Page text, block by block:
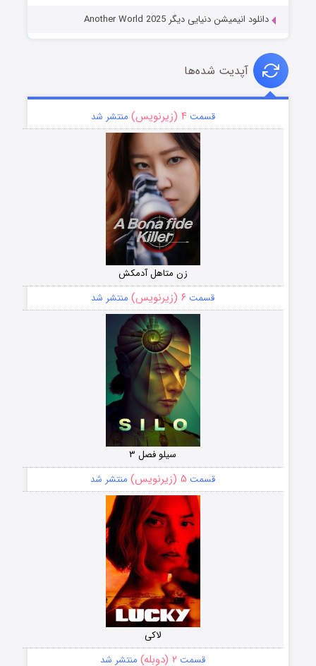
دانلود انیمیشن دنیایی دیگر Another World 2025
آپدیت شده‌ها
قسمت۴ (زیرنویس) منتشر شد
زن متاهل آدمکش
قسمت ۶ (زیرنویس) منتشر شد
سیلو فصل ۳
قسمت ۵ (زیرنویس) منتشر شد
لاکی
قسمت ۲ (دوبله) منتشر شد